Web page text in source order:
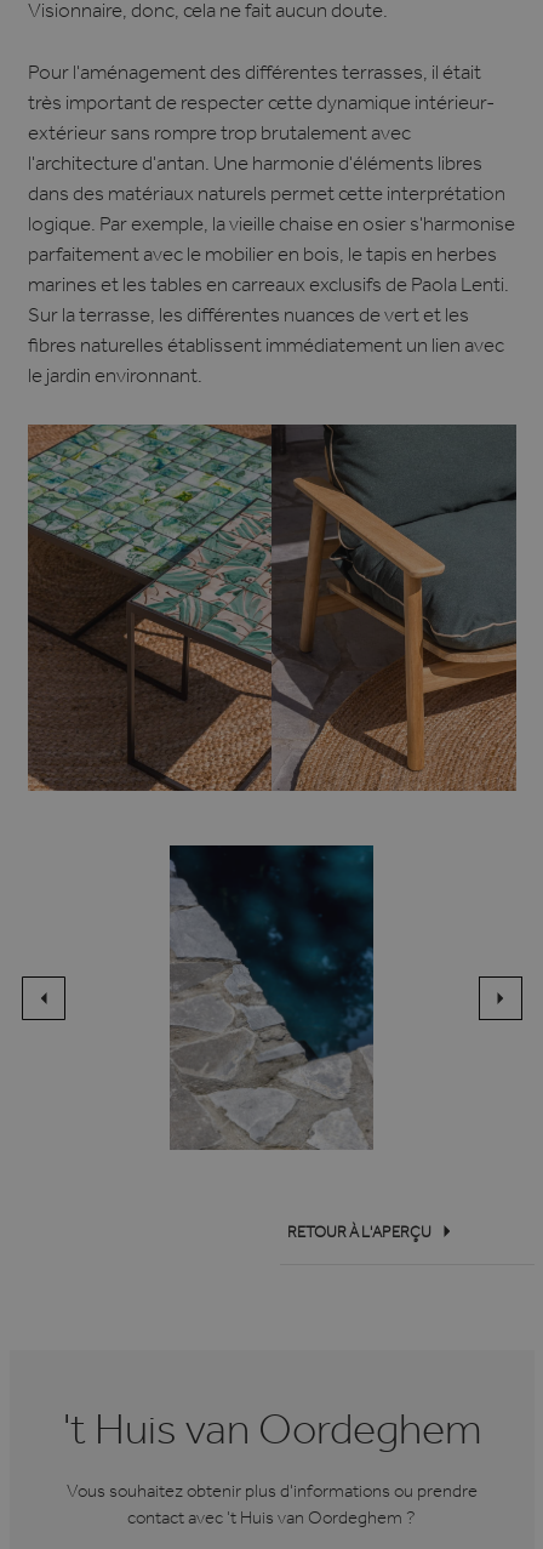
Visionnaire, donc, cela ne fait aucun doute.
Pour l'aménagement des différentes terrasses, il était
très important de respecter cette dynamique intérieur-
extérieur sans rompre trop brutalement avec
l'architecture d'antan. Une harmonie d'éléments libres
dans des matériaux naturels permet cette interprétation
logique. Par exemple, la vieille chaise en osier s'harmonise
parfaitement avec le mobilier en bois, le tapis en herbes
marines et les tables en carreaux exclusifs de Paola Lenti.
Sur la terrasse, les différentes nuances de vert et les
fibres naturelles établissent immédiatement un lien avec
le jardin environnant.
RETOUR À L'APERÇU
't Huis van Oordeghem
Vous souhaitez obtenir plus d'informations ou prendre
contact avec 't Huis van Oordeghem ?